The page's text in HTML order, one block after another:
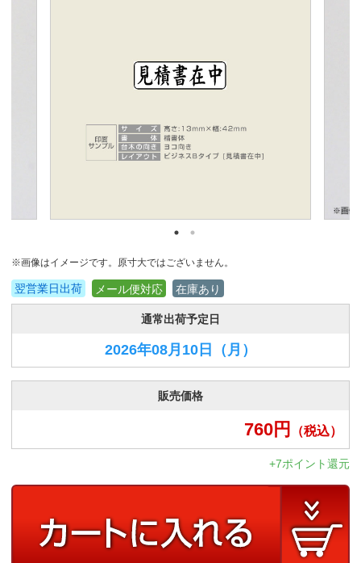
※画像はイメージです。原寸大ではございません。
翌営業日出荷 メール便対応 在庫あり
通常出荷予定日
2026年08月10日 （月）
販売価格
760円 （税込）
+7ポイント還元